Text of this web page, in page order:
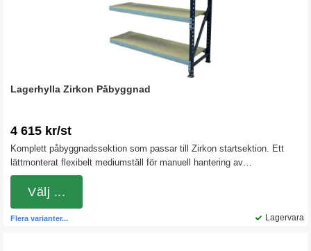
Lagerhylla Zirkon Påbyggnad
4 615 kr/st
Komplett påbyggnadssektion som passar till Zirkon startsektion. Ett
lättmonterat flexibelt mediumställ för manuell hantering av
volymkrävande gods. Ställaget är lätt att bygga om eller förlänga när
behoven växlar.
Lagervara
Flera varianter...
Välj ...